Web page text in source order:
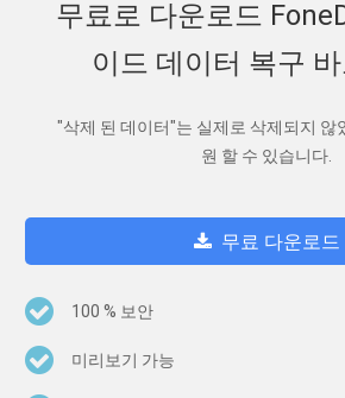
무료로 다운로드
이드 데이터 복구
"삭제 된 데이터"는 실제로 삭제되지 않
원 할 수 있습니다.
무료 다운로드
100 % 보안
미리보기 가능